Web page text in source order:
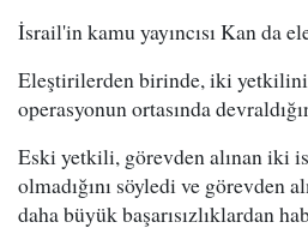
İsrail'in kamu yayıncısı Kan da
Eleştirilerden birinde, iki
operasyonun ortasında
Eski yetkili, görevden alınan iki
olmadığını söyledi ve görevden
daha büyük başarısızlıklardan